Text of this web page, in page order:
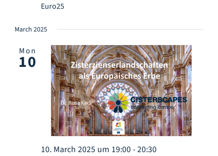
Euro25
March 2025
Mon
10
10. March 2025 um 19:00 -20:30